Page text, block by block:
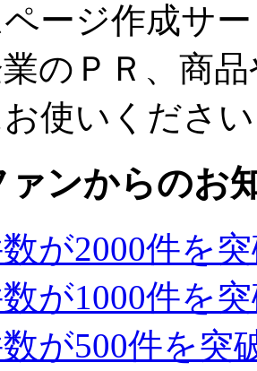
ージ作成サ
のＰＲ、商
使いくださ
ァンからのお
が2000件を
が1000件を
が500件を突